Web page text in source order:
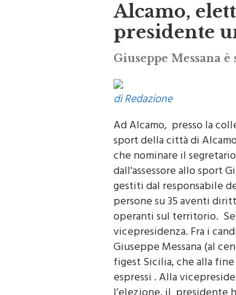
Alcamo,
presidente
Giuseppe Messana
di Redazione
Ad Alcamo, presso la
sport della città di
che nominare il
dall'assessore allo sport
gestiti dal responsabile
persone su 35 aventi
operanti sul territorio.
vicepresidenza. Fra i
Giuseppe Messana (al
figest Sicilia, che alla
espressi . Alla